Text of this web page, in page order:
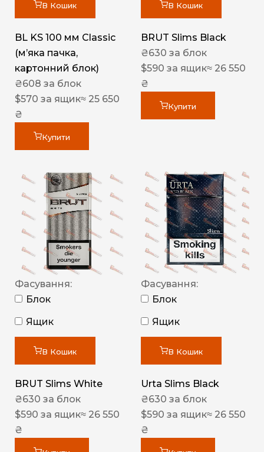
В Кошик
BL KS 100 мм Classic
(м’яка пачка,
картонний блок)
₴608 за блок
$570 за ящик≈ 25 650
₴
Купити
В Кошик
BRUT Slims Black
₴630 за блок
$590 за ящик≈ 26 550
₴
Купити
Фасування:
Блок
Ящик
В Кошик
BRUT Slims White
₴630 за блок
$590 за ящик≈ 26 550
₴
Фасування:
Блок
Ящик
В Кошик
Urta Slims Black
₴630 за блок
$590 за ящик≈ 26 550
₴